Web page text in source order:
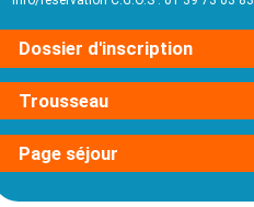
Dossier d'inscription
Trousseau
Page séjour